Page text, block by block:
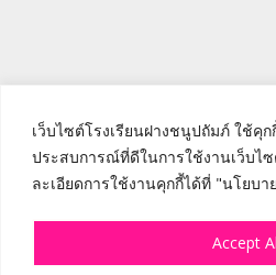
เว็บไซต์โรงเรียนฝางชนูปถัมภ์ ใช้คุ
ประสบการณ์ที่ดีในการใช้งานเว็บไ
ละเอียดการใช้งานคุกกี้ได้ที่ "นโยบา
Accept